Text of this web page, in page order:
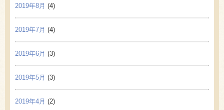
2019年8月 (4)
2019年7月 (4)
2019年6月 (3)
2019年5月 (3)
2019年4月 (2)